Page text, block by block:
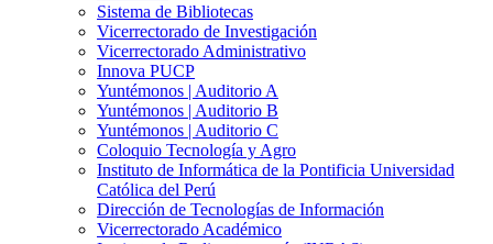
Sistema de Bibliotecas
Vicerrectorado de Investigación
Vicerrectorado Administrativo
Innova PUCP
Yuntémonos | Auditorio A
Yuntémonos | Auditorio B
Yuntémonos | Auditorio C
Coloquio Tecnología y Agro
Instituto de Informática de la Pontificia Universidad
Católica del Perú
Dirección de Tecnologías de Información
Vicerrectorado Académico